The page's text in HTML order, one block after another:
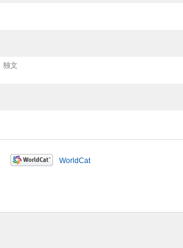
独文
WorldCat